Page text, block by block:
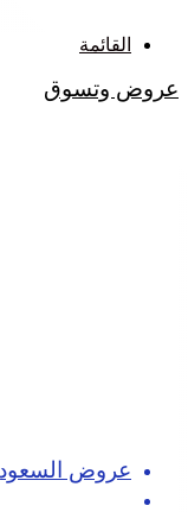
القائمة
عروض وتسوق
عروض